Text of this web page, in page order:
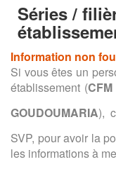
Séries /
Information non
Si vous êtes un
établissement (
GOUDOUMARIA),
SVP, pour avoir la
les informations à